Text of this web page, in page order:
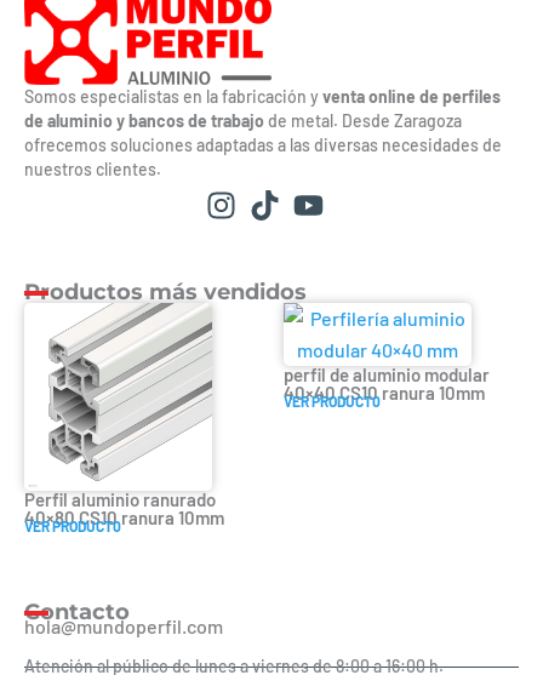
Somos especialistas en la fabricación yventa online de perfiles
de aluminio y bancos de trabajo de metal. Desde Zaragoza
ofrecemos soluciones adaptadas a las diversas necesidades de
nuestros clientes.
Productos más vendidos
Perfil aluminio ranurado
40×80 CS10 ranura 10mm
VER PRODUCT0
perfil de aluminio modular
40×40 CS10 ranura 10mm
VER PRODUCT0
Contacto
hola@mundoperfil.com
Atención al público de lunes a viernes de 8:00 a 16:00 h.